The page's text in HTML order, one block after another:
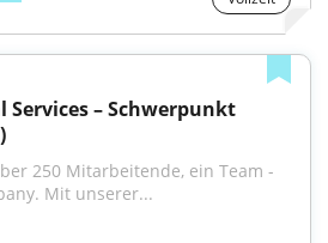
– Schwerpunkt
250 Mitarbeitende, ein Team -
Mit unserer...